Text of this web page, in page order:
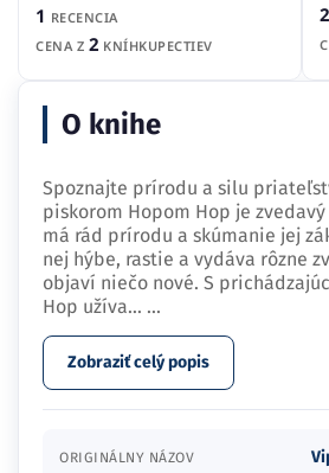
1 RECENCIA
CENA Z 2 KNÍHKUPECTIEV
2
O knihe
Spoznajte prírodu a silu
piskorom Hopom Hop je
má rád prírodu a skúmanie jej
nej hýbe, rastie a vydáva rôzne
objaví niečo nové. S
Hop užíva… ...
Zobraziť celý popis
ORIGINÁLNY NÁZOV